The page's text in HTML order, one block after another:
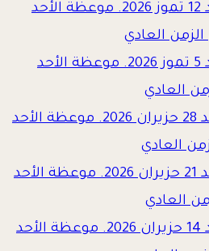
موعظة يوم الأحد 12 تموز 2026. موعظة الأحد
العادي
موعظة يوم الأحد 5 تموز 2026. موعظة الأحد
العادي
موعظة يوك الأحد 28 حزيران 2026. موعظة الأحد
العادي
موعظة يوك الأحد 21 حزيران 2026. موعظة الأحد
العادي
موعظة يوم الأحد 14 حزيران 2026. موعظة الأحد